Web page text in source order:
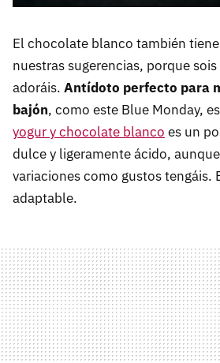
El chocolate blanco también
nuestras sugerencias, porque
adoráis. Antídoto perfecto para
bajón, como este Blue Monday,
yogur y chocolate blanco es un
dulce y ligeramente ácido,
variaciones como gustos tengáis.
adaptable.